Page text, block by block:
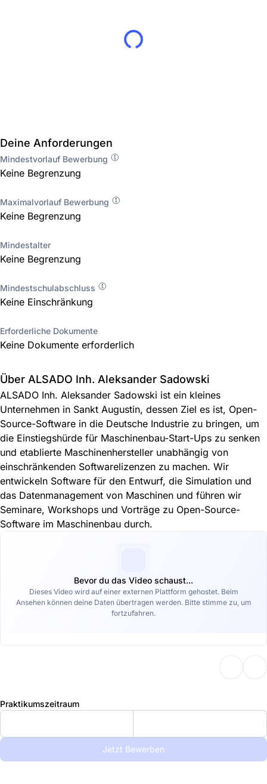
Deine Anforderungen
Mindestvorlauf Bewerbung
Keine Begrenzung
Maximalvorlauf Bewerbung
Keine Begrenzung
Mindestalter
Keine Begrenzung
Mindestschulabschluss
Keine Einschränkung
Erforderliche Dokumente
Keine Dokumente erforderlich
Über ALSADO Inh. Aleksander Sadowski
ALSADO Inh. Aleksander Sadowski ist ein kleines
Unternehmen in Sankt Augustin, dessen Ziel es ist, Open-
Source-Software in die Deutsche Industrie zu bringen, um
die Einstiegshürde für Maschinenbau-Start-Ups zu senken
und etablierte Maschinenhersteller unabhängig von
einschränkenden Softwarelizenzen zu machen. Wir
entwickeln Software für den Entwurf, die Simulation und
das Datenmanagement von Maschinen und führen wir
Seminare, Workshops und Vorträge zu Open-Source-
Software im Maschinenbau durch.
Bevor du das Video schaust...
Dieses Video wird auf einer externen Plattform gehostet. Beim
Ansehen können deine Daten übertragen werden. Bitte stimme zu, um
fortzufahren.
Praktikumszeitraum
Jetzt Bewerben